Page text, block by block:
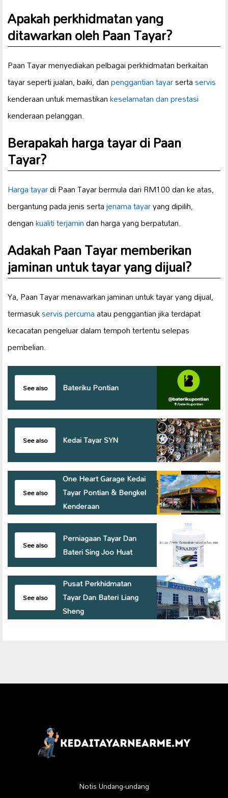
Apakah perkhidmatan yang
ditawarkan oleh Paan Tayar?
Paan Tayar menyediakan pelbagai perkhidmatan berkaitan
tayar seperti jualan, baiki, danpenggantian tayarsertaservis
kenderaan untuk memastikankeselamatan dan prestasi
kenderaan pelanggan.
Berapakah harga tayar di Paan
Tayar?
Harga tayardi Paan Tayar bermula dari RM100 dan ke atas,
bergantung pada jenis sertajenama tayaryang dipilih,
dengankualiti terjamindan harga yang berpatutan.
Adakah Paan Tayar memberikan
jaminan untuk tayar yang dijual?
Ya, Paan Tayar menawarkan jaminan untuk tayar yang dijual,
termasukservis percumaatau penggantian jika terdapat
kecacatan pengeluar dalam tempoh tertentu selepas
pembelian.
See also Bateriku Pontian
See also Kedai Tayar SYN
See also
One Heart Garage Kedai
Tayar Pontian & Bengkel
Kenderaan
See also
Perniagaan Tayar Dan
Bateri Sing Joo Huat
See also
Pusat Perkhidmatan
Tayar Dan Bateri Liang
Sheng
Notis Undang-undang